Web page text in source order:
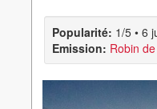
Popularité: 1/5 • 6
Emission: Robin